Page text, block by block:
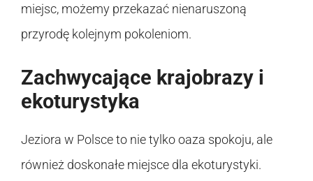
miejsc, możemy przekazać nienaruszoną
przyrodę kolejnym pokoleniom.
Zachwycające krajobrazy i
ekoturystyka
Jeziora w Polsce to nie tylko oaza spokoju, ale
również doskonałe miejsce dla ekoturystyki.